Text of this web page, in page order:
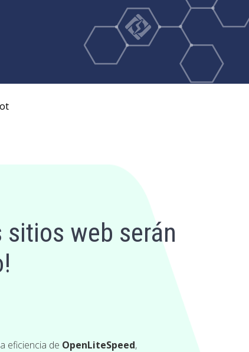
sitios web serán
eficiencia de OpenLiteSpeed,